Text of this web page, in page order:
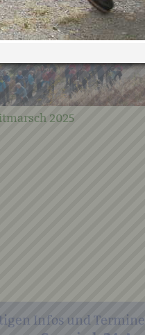
2025
Infos und Termine